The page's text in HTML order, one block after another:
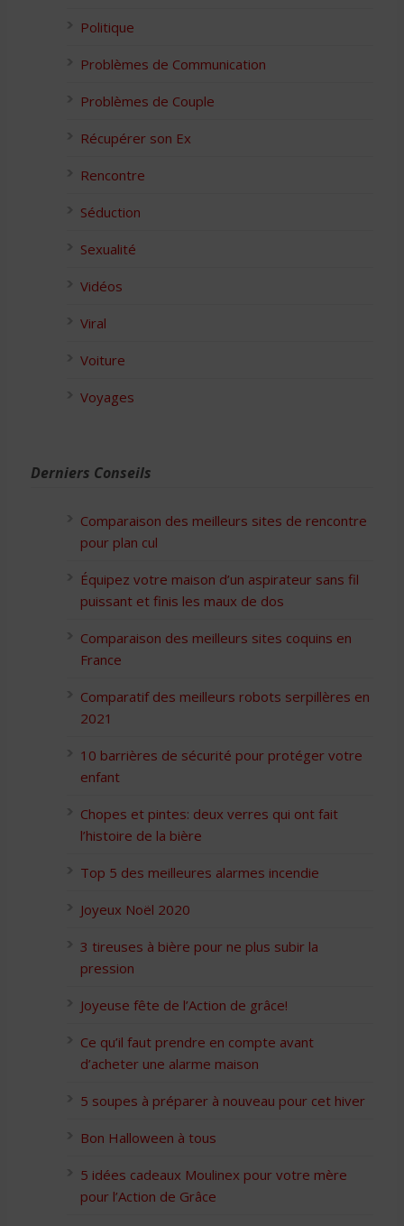
Politique
Problèmes de Communication
Problèmes de Couple
Récupérer son Ex
Rencontre
Séduction
Sexualité
Vidéos
Viral
Voiture
Voyages
Derniers Conseils
Comparaison des meilleurs sites de rencontre
pour plan cul
Équipez votre maison d’un aspirateur sans fil
puissant et finis les maux de dos
Comparaison des meilleurs sites coquins en
France
Comparatif des meilleurs robots serpillères en
2021
10 barrières de sécurité pour protéger votre
enfant
Chopes et pintes: deux verres qui ont fait
l’histoire de la bière
Top 5 des meilleures alarmes incendie
Joyeux Noël 2020
3 tireuses à bière pour ne plus subir la
pression
Joyeuse fête de l’Action de grâce!
Ce qu’il faut prendre en compte avant
d’acheter une alarme maison
5 soupes à préparer à nouveau pour cet hiver
Bon Halloween à tous
5 idées cadeaux Moulinex pour votre mère
pour l’Action de Grâce